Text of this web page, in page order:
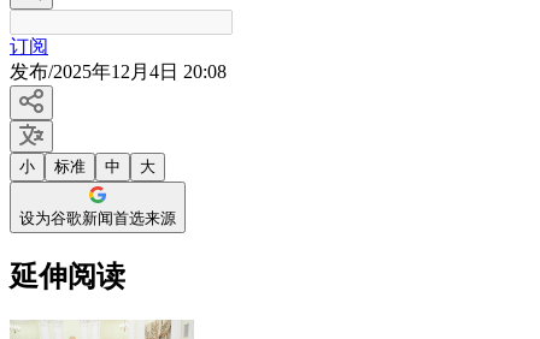
订阅
发布/2025年12月4日 20:08
小 标准 中 大
设为谷歌新闻首选来源
延伸阅读